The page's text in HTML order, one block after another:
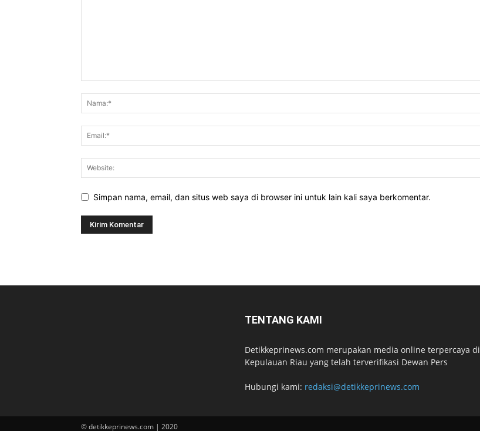
Simpan nama, email, dan situs web saya di browser ini untuk lain kali saya berkomentar.
TENTANG KAMI
Detikkeprinews.com merupakan media online terpercaya di
Kepulauan Riau yang telah terverifikasi Dewan Pers
Hubungi kami: redaksi@detikkeprinews.com
© detikkeprinews.com | 2020